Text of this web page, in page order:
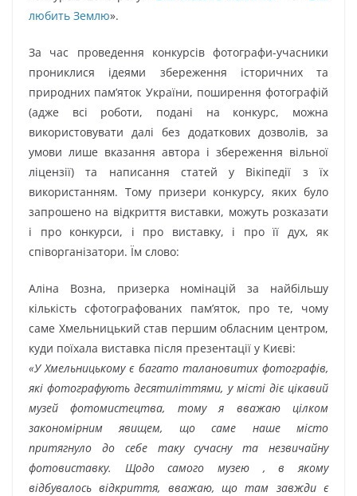
любить Землю».
За час проведення конкурсів фотографи-учасники
прониклися ідеями збереження історичних та
природних пам’яток України, поширення фотографій
(адже всі роботи, подані на конкурс, можна
використовувати далі без додаткових дозволів, за
умови лише вказання автора і збереження вільної
ліцензії) та написання статей у Вікіпедії з їх
використанням. Тому призери конкурсу, яких було
запрошено на відкриття виставки, можуть розказати
і про конкурси, і про виставку, і про її дух, як
співорганізатори. Їм слово:
Аліна Возна, призерка номінацій за найбільшу
кількість сфотографованих пам’яток, про те, чому
саме Хмельницький став першим обласним центром,
куди поїхала виставка після презентації у Києві:
«У Хмельницькому є багато талановитих фотографів,
які фотографують десятиліттями, у місті діє цікавий
музей фотомистецтва, тому я вважаю цілком
закономірним явищем, що саме наше місто
притягнуло до себе таку сучасну та незвичайну
фотовиставку. Щодо самого музею , в якому
відбувалось відкриття, вважаю, що там завжди є